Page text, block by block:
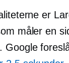
er
måler en
Google